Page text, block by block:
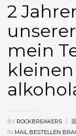
2 Jahren
wird mein
schritten
2
mein
BY ROCKBREAKERS /
IN MAIL BESTELLEN